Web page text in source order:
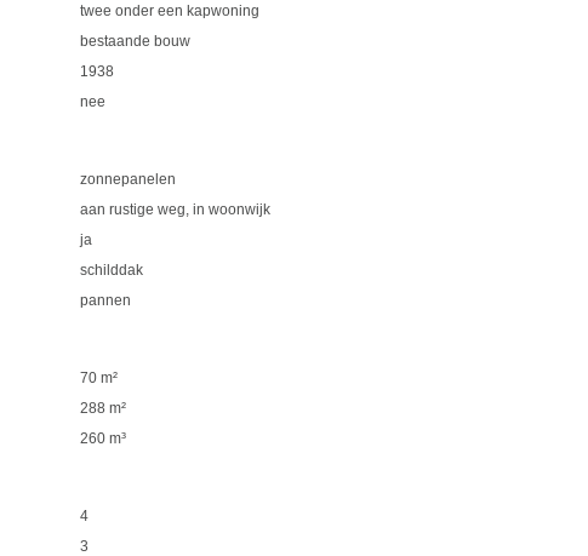
twee onder een kapwoning
bestaande bouw
1938
nee
zonnepanelen
aan rustige weg, in woonwijk
ja
schilddak
pannen
70 m²
288 m²
260 m³
4
3